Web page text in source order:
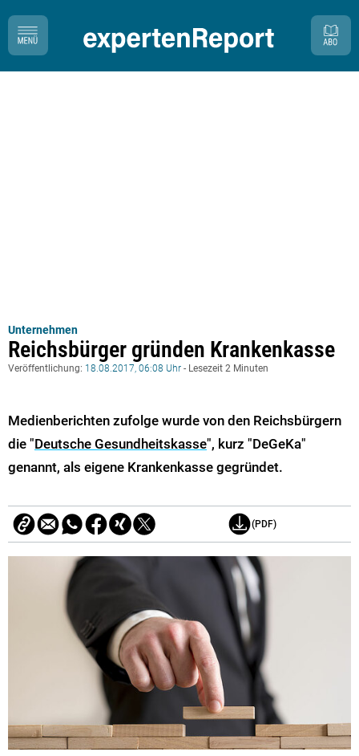
Unternehmen
Reichsbürger gründen Krankenkasse
Veröffentlichung: 18.08.2017, 06:08 Uhr - Lesezeit 2 Minuten
Medienberichten zufolge wurde von den Reichsbürgern
die "Deutsche Gesundheitskasse", kurz "DeGeKa"
genannt, als eigene Krankenkasse gegründet.
(PDF)